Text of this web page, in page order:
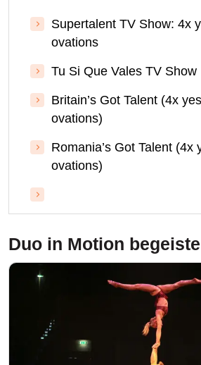
Supertalent TV Show: 4x
ovations
Tu Si Que Vales TV
Britain’s Got Talent (4x
ovations)
Romania’s Got Talent (4x
ovations)
Duo in Motion